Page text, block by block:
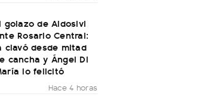
golazo de Aldosivi
Rosario Central:
clavó desde mitad
cancha y Ángel Di
lo felicitó
Hace 4 horas